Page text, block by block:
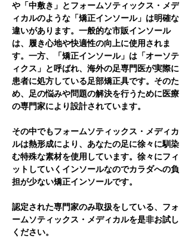
や「中敷き」とフォームソティックス・メデ
ィカルのような「矯正インソール」は明確な
違いがあります。一般的な市販インソール
は、履き心地や快適性の向上に使用されま
す。一方、「矯正インソール」は「オーソテ
ィクス」と呼ばれ、海外の足専門医が実際に
患者に処方している足部矯正具です。そのた
め、足の悩みや問題の解決を行うために医療
の専門家により設計されています。
その中でもフォームソティックス・メディカ
ルは熱形成により、あなたの足に徐々に馴染
む特殊な素材を使用しています。徐々にフィ
ットしていくインソールなのでカラダへの負
担が少ない矯正インソールです。
認定された専門家のみ取扱をしている、フォ
ームソティックス・メディカルを是非お試し
ください。